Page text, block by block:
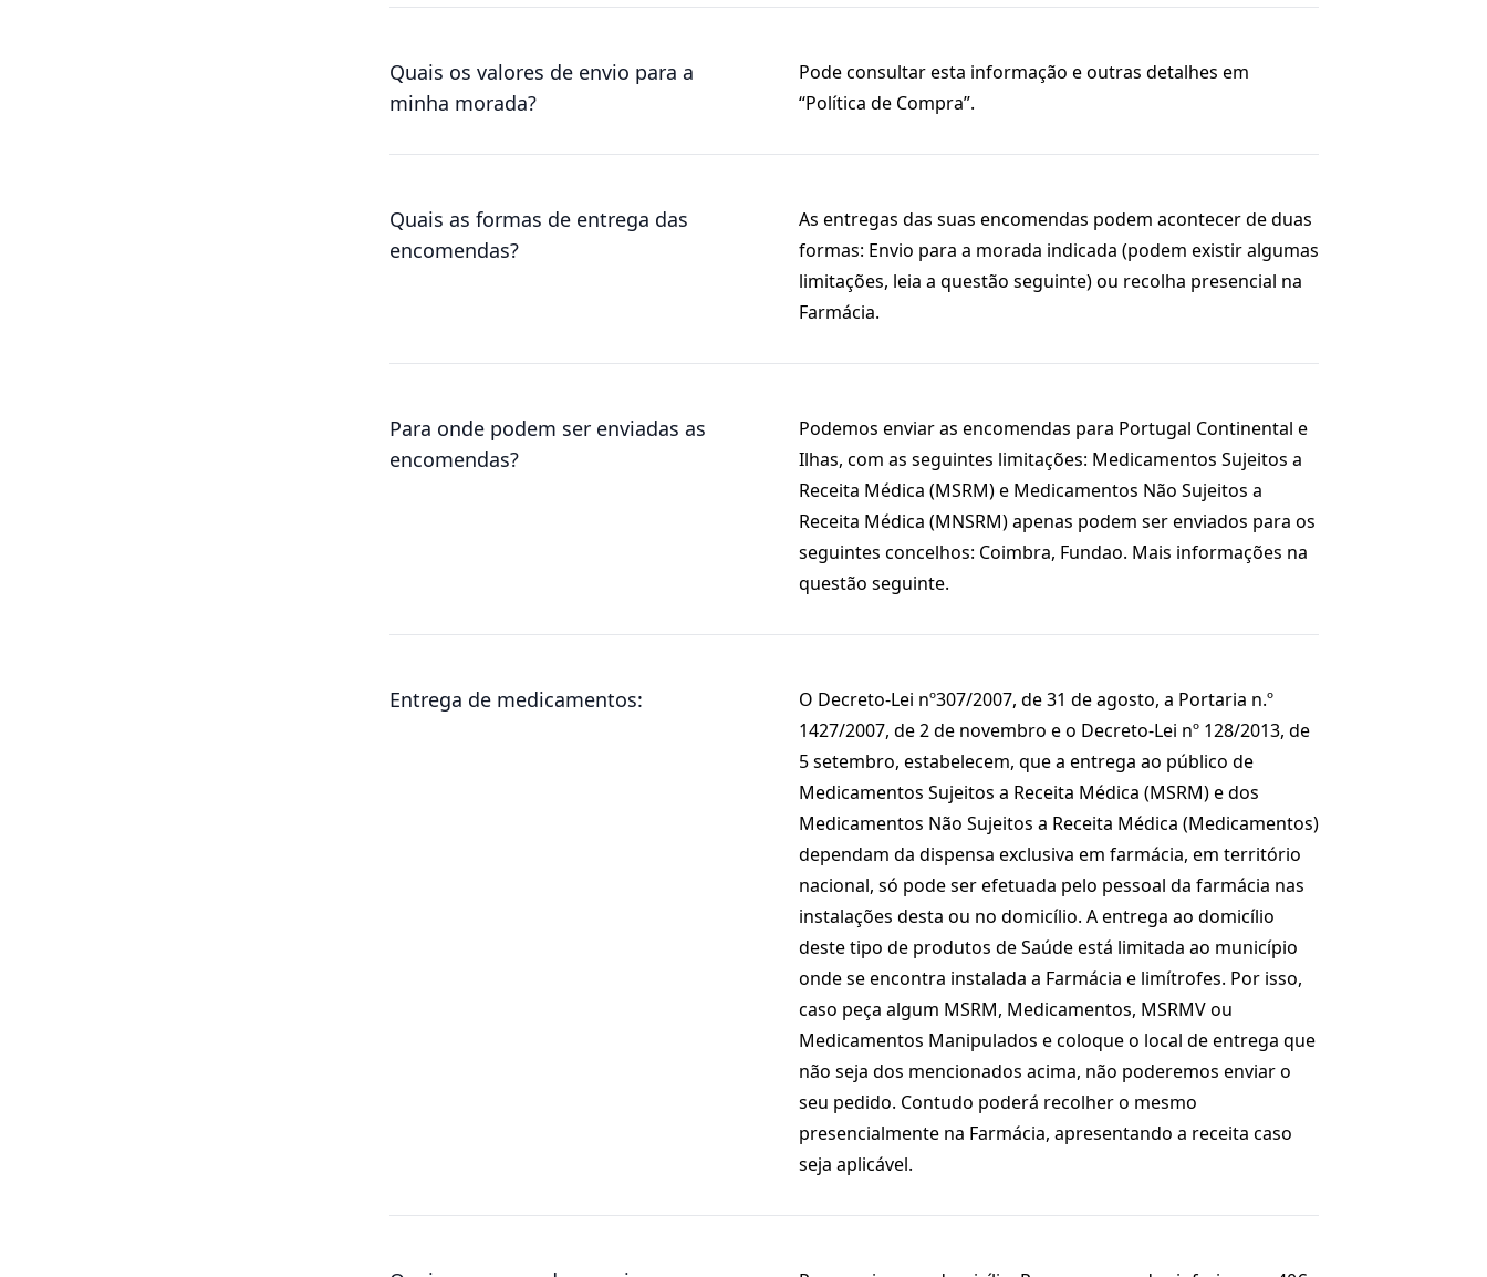
Quais os valores de envio para a
minha morada?
Pode consultar esta informação e outras detalhes em
“Política de Compra”.
Quais as formas de entrega das
encomendas?
As entregas das suas encomendas podem acontecer de duas
formas: Envio para a morada indicada (podem existir algumas
limitações, leia a questão seguinte) ou recolha presencial na
Farmácia.
Para onde podem ser enviadas as
encomendas?
Podemos enviar as encomendas para Portugal Continental e
Ilhas, com as seguintes limitações: Medicamentos Sujeitos a
Receita Médica (MSRM) e Medicamentos Não Sujeitos a
Receita Médica (MNSRM) apenas podem ser enviados para os
seguintes concelhos: Coimbra, Fundao. Mais informações na
questão seguinte.
Entrega de medicamentos:
O Decreto-Lei nº307/2007, de 31 de agosto, a Portaria n.º
1427/2007, de 2 de novembro e o Decreto-Lei nº 128/2013, de
5 setembro, estabelecem, que a entrega ao público de
Medicamentos Sujeitos a Receita Médica (MSRM) e dos
Medicamentos Não Sujeitos a Receita Médica (Medicamentos)
dependam da dispensa exclusiva em farmácia, em território
nacional, só pode ser efetuada pelo pessoal da farmácia nas
instalações desta ou no domicílio. A entrega ao domicílio
deste tipo de produtos de Saúde está limitada ao município
onde se encontra instalada a Farmácia e limítrofes. Por isso,
caso peça algum MSRM, Medicamentos, MSRMV ou
Medicamentos Manipulados e coloque o local de entrega que
não seja dos mencionados acima, não poderemos enviar o
seu pedido. Contudo poderá recolher o mesmo
presencialmente na Farmácia, apresentando a receita caso
seja aplicável.